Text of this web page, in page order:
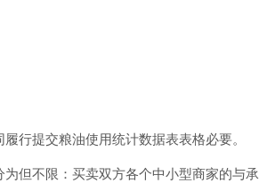
行提交粮油使用统计数据表表格必要。
但不限：买卖双方各个中小型商家的与承